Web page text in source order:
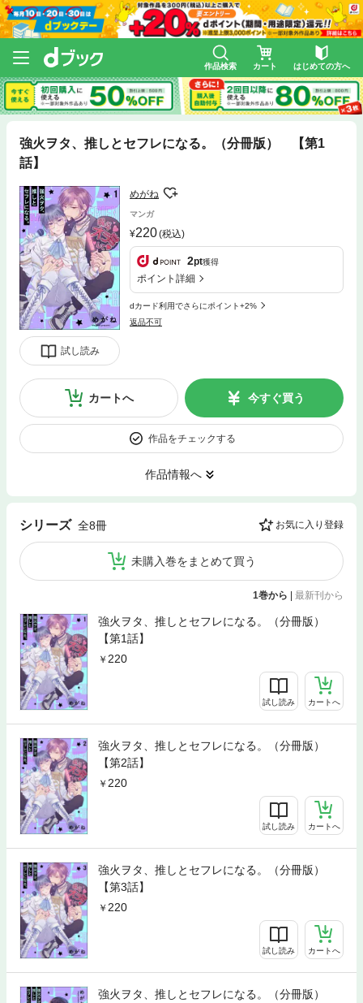
作品検索 カート はじめての方へ
強火ヲタ、推しとセフレになる。（分冊版） 【第1
話】
試し読み
めがね
マンガ
220(税込)
2pt獲得
ポイント詳細
dカード利用でさらにポイント+2%
返品不可
カートへ 今すぐ買う
作品をチェックする
作品情報へ
シリーズ 全8冊 お気に入り登録
未購入巻をまとめて買う
1巻から | 最新刊から
強火ヲタ、推しとセフレになる。（分冊版）
【第1話】
220
試し読み カートへ
強火ヲタ、推しとセフレになる。（分冊版）
【第2話】
220
試し読み カートへ
強火ヲタ、推しとセフレになる。（分冊版）
【第3話】
220
試し読み カートへ
強火ヲタ、推しとセフレになる。（分冊版）